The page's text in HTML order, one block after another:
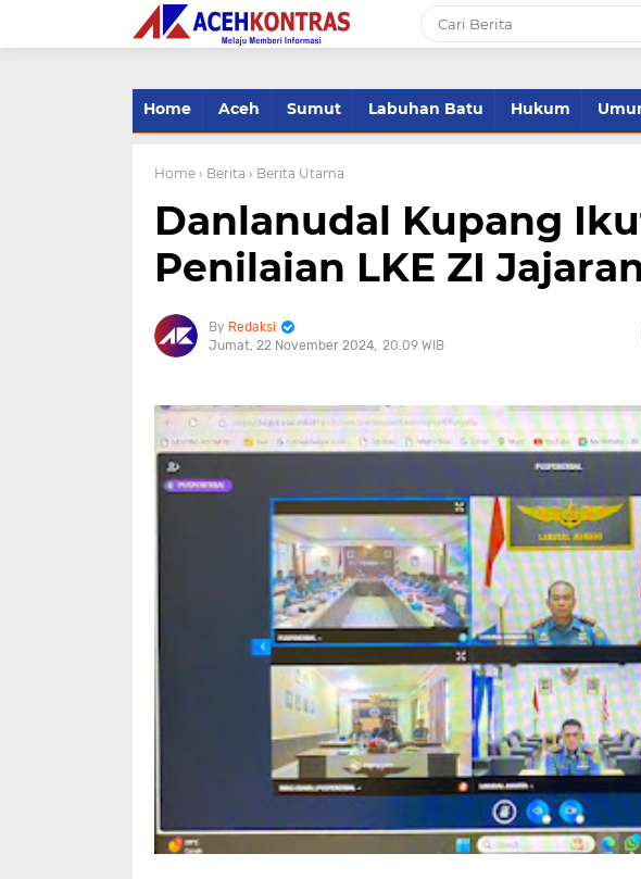
Home Aceh Sumut Labuhan Batu Hukum
Home › Berita › Berita Utama
Danlanudal Kupang
Penilaian LKE ZI
Redaksi
Jumat, 22 November 2024 20.09 WIB